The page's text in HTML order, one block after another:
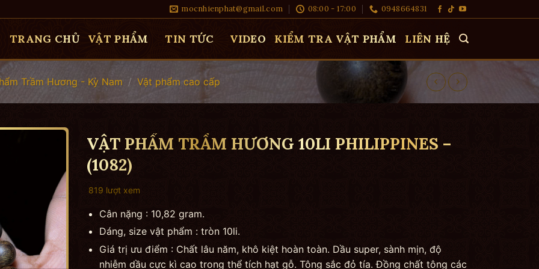
mocnhienphat@gmail.com 08:00 - 17:00 0948664831
TRANG CHỦ VẬT PHẨM TIN TỨC VIDEO KIỂM TRA VẬT PHẨM LIÊN HỆ
Trầm Hương - Kỳ Nam / Vật phẩm cao cấp
VẬT PHẨM TRẦM HƯƠNG 10LI PHILIPPINES –
(1082)
819 lượt xem
Cân nặng : 10,82 gram.
Dáng, size vật phẩm : tròn 10li.
Giá trị ưu điểm : Chất lâu năm, khô kiệt hoàn toàn. Dầu super, sành mịn, độ
nhiễm dầu cực kì cao trong thể tích hạt gỗ. Tông sắc đỏ tía. Đồng chất tông các